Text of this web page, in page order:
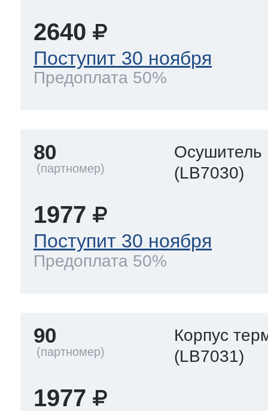
2640
Поступит 30 ноября
Предоплата 50%
80
Осушитель
(LB7030)
1977
Поступит 30 ноября
Предоплата 50%
90
Корпус
(LB7031)
1977